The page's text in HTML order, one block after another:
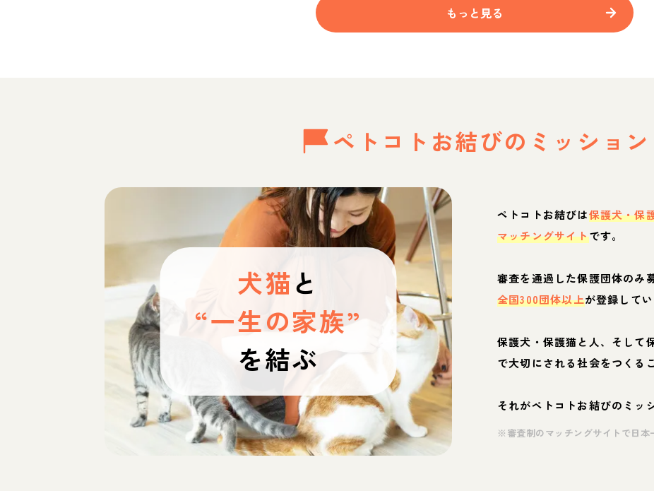
もっと見る
ペトコトお結びの ミッション
犬猫と
“一生の家族”
を結ぶ
ペトコトお結びは保護犬・保
マッチングサイトです。
審査を通過した保護団体のみ
全国300団体以上が登録してい
保護犬・保護猫と人、そして
で大切にされる社会をつくるこ
それがペトコトお結びのミッ
※審査制のマッチングサイトで日本